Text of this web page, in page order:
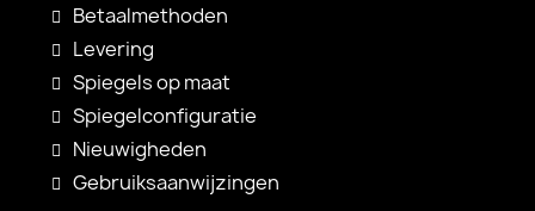
Betaalmethoden
Levering
Spiegels op maat
Spiegelconfiguratie
Nieuwigheden
Gebruiksaanwijzingen